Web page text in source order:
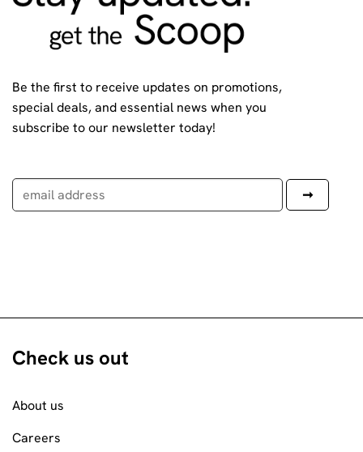
Be the first to receive updates on promotions,
special deals, and essential news when you
subscribe to our newsletter today!
Check us out
About us
Careers